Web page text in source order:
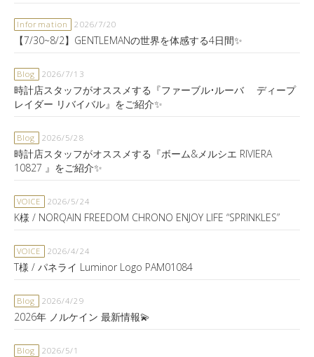
Information 2026/7/20
【7/30~8/2】GENTLEMANの世界を体感する4日間✨
Blog 2026/7/13
時計店スタッフがオススメする『ファーブル•ルーバ ディープ
レイダー リバイバル』をご紹介✨
Blog 2026/5/28
時計店スタッフがオススメする『ボーム&メルシエ RIVIERA
10827 』をご紹介✨
VOICE 2026/5/24
K様 / NORQAIN FREEDOM CHRONO ENJOY LIFE “SPRINKLES”
VOICE 2026/4/24
T様 / パネライ Luminor Logo PAM01084
Blog 2026/4/29
2026年 ノルケイン 最新情報💫
Blog 2026/5/1